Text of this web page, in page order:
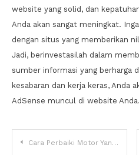
website yang solid, dan
Anda akan sangat meningkat.
dengan situs yang memberikan
Jadi, berinvestasilah dalam
sumber informasi yang berharga
kesabaran dan kerja keras, Anda
AdSense muncul di website
Navigasi
Cara Perbaiki Motor Yang Sering Mogok